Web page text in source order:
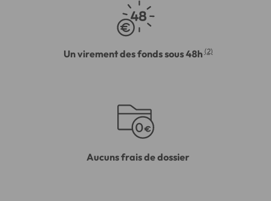
Un virement des fonds sous 48h (2)
Aucuns frais de dossier